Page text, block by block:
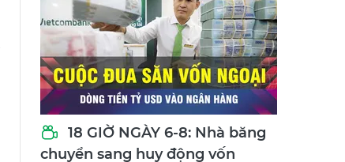
18 GIỜ NGÀY 6-8: Nhà băng
chuyển sang huy động vốn